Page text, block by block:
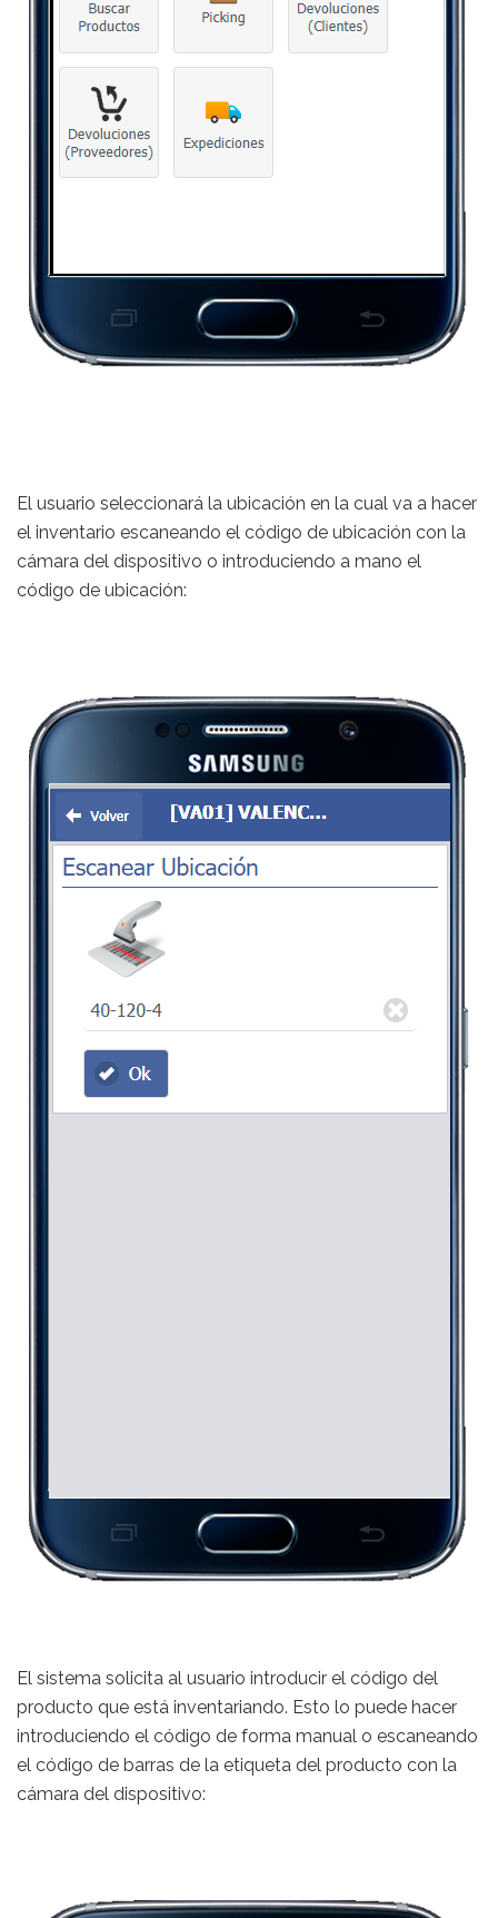
El usuario seleccionará la ubicación en la cual va a hacer
el inventario escaneando el código de ubicación con la
cámara del dispositivo o introduciendo a mano el
código de ubicación:
El sistema solicita al usuario introducir el código del
producto que está inventariando. Esto lo puede hacer
introduciendo el código de forma manual o escaneando
el código de barras de la etiqueta del producto con la
cámara del dispositivo: